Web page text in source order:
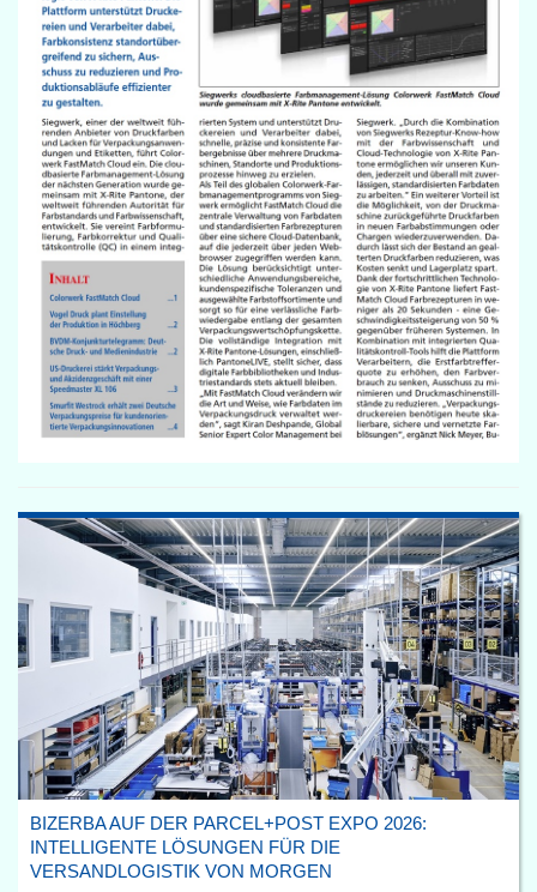
BIZERBA AUF DER PARCEL+POST EXPO 2026:
INTELLIGENTE LÖSUNGEN FÜR DIE
VERSANDLOGISTIK VON MORGEN